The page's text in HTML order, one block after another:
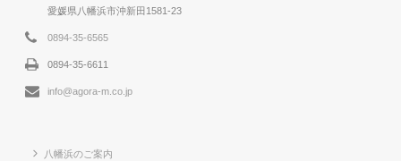
愛媛県八幡浜市沖新田1581-23
0894-35-6565
0894-35-6611
info@agora-m.co.jp
八幡浜のご案内